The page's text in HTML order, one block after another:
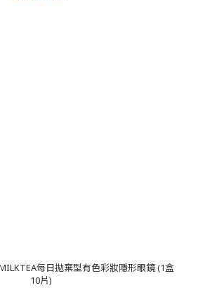
每日拋棄型有色彩妝隱形眼鏡 (1盒
10片)